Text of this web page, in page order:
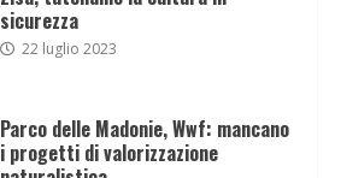
sicurezza
22 luglio 2023
Parco delle Madonie, Wwf: mancano
i progetti di valorizzazione